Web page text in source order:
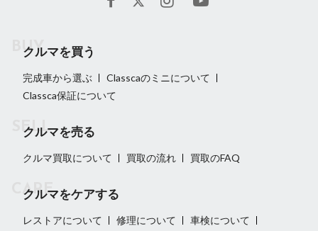
クルマを買う
完成車から選ぶ
Classcaのミニについて
Classca保証について
クルマを売る
クルマ買取について 買取の流れ 買取のFAQ
クルマをケアする
レストアについて 修理について
車検について